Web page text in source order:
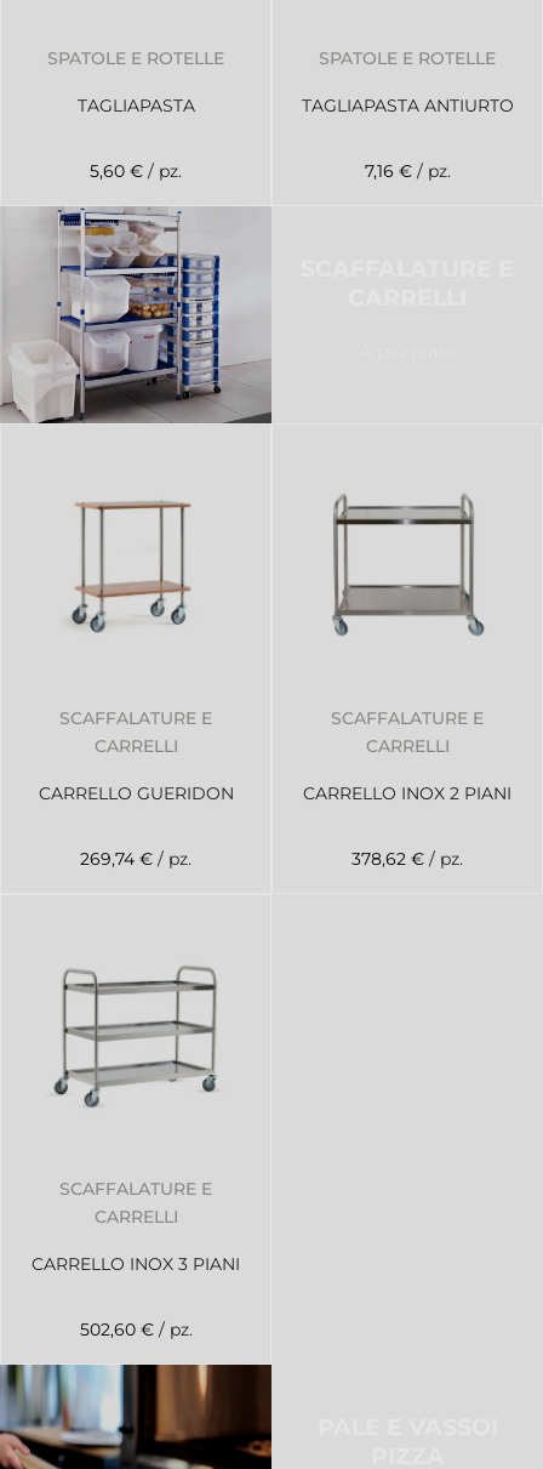
SPATOLE E ROTELLE
TAGLIAPASTA
5,60 € / pz.
SPATOLE E ROTELLE
TAGLIAPASTA ANTIURTO
7,16 € / pz.
SCAFFALATURE E
CARRELLI
CARRELLO GUERIDON
269,74 € / pz.
SCAFFALATURE E
CARRELLI
CARRELLO INOX 2 PIANI
378,62 € / pz.
SCAFFALATURE E
CARRELLI
CARRELLO INOX 3 PIANI
502,60 € / pz.